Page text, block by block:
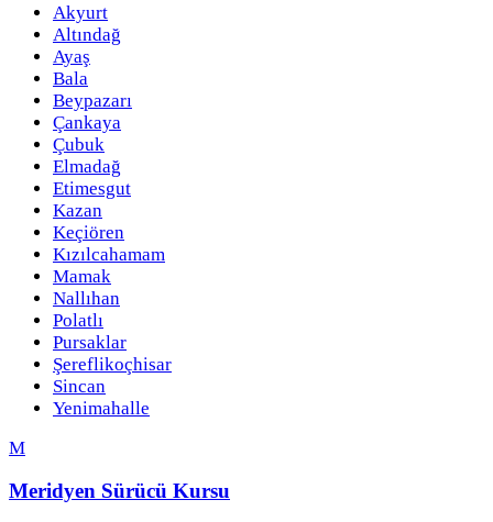
Akyurt
Altındağ
Ayaş
Bala
Beypazarı
Çankaya
Çubuk
Elmadağ
Etimesgut
Kazan
Keçiören
Kızılcahamam
Mamak
Nallıhan
Polatlı
Pursaklar
Şereflikoçhisar
Sincan
Yenimahalle
M
Meridyen Sürücü Kursu